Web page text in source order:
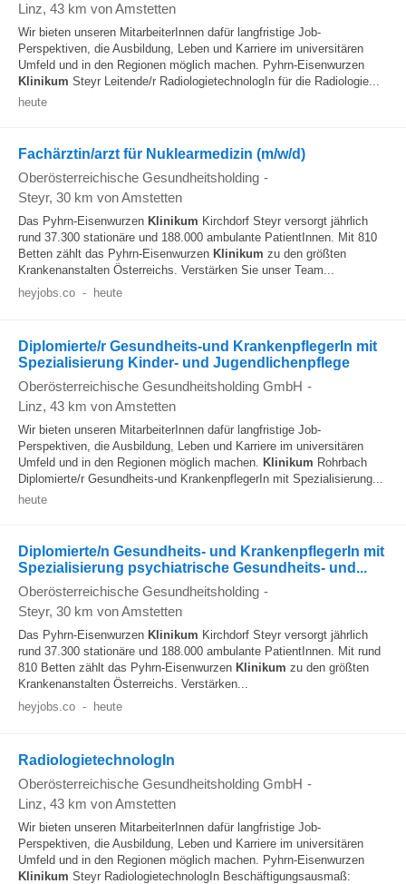
Linz, 43 km von Amstetten
Wir bieten unseren MitarbeiterInnen dafür langfristige Job-
Perspektiven, die Ausbildung, Leben und Karriere im universitären
Umfeld und in den Regionen möglich machen. Pyhrn-Eisenwurzen
Klinikum Steyr Leitende/r RadiologietechnologIn für die Radiologie...
heute
Fachärztin/arzt für Nuklearmedizin (m/w/d)
Oberösterreichische Gesundheitsholding -
Steyr, 30 km von Amstetten
Das Pyhrn-Eisenwurzen Klinikum Kirchdorf Steyr versorgt jährlich
rund 37.300 stationäre und 188.000 ambulante PatientInnen. Mit 810
Betten zählt das Pyhrn-Eisenwurzen Klinikum zu den größten
Krankenanstalten Österreichs. Verstärken Sie unser Team...
heyjobs.co - heute
Diplomierte/r Gesundheits-und KrankenpflegerIn mit
Spezialisierung Kinder- und Jugendlichenpflege
Oberösterreichische Gesundheitsholding GmbH -
Linz, 43 km von Amstetten
Wir bieten unseren MitarbeiterInnen dafür langfristige Job-
Perspektiven, die Ausbildung, Leben und Karriere im universitären
Umfeld und in den Regionen möglich machen. Klinikum Rohrbach
Diplomierte/r Gesundheits-und KrankenpflegerIn mit Spezialisierung...
heute
Diplomierte/n Gesundheits- und KrankenpflegerIn mit
Spezialisierung psychiatrische Gesundheits- und...
Oberösterreichische Gesundheitsholding -
Steyr, 30 km von Amstetten
Das Pyhrn-Eisenwurzen Klinikum Kirchdorf Steyr versorgt jährlich
rund 37.300 stationäre und 188.000 ambulante PatientInnen. Mit rund
810 Betten zählt das Pyhrn-Eisenwurzen Klinikum zu den größten
Krankenanstalten Österreichs. Verstärken...
heyjobs.co - heute
RadiologietechnologIn
Oberösterreichische Gesundheitsholding GmbH -
Linz, 43 km von Amstetten
Wir bieten unseren MitarbeiterInnen dafür langfristige Job-
Perspektiven, die Ausbildung, Leben und Karriere im universitären
Umfeld und in den Regionen möglich machen. Pyhrn-Eisenwurzen
Klinikum Steyr RadiologietechnologIn Beschäftigungsausmaß: